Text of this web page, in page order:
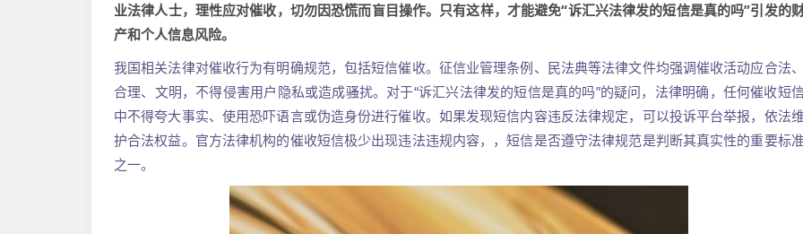
业法律人士，理性应对催收，切勿因恐慌而盲目操作。只有这样，才能避免“诉汇兴法律发的短信是真的吗”引发的
产和个人信息风险。
我国相关法律对催收行为有明确规范，包括短信催收。征信业管理条例、民法典等法律文件均强调催收活动应合法、
合理、文明，不得侵害用户隐私或造成骚扰。对于“诉汇兴法律发的短信是真的吗”的疑问，法律明确，任何催收短
中不得夸大事实、使用恐吓语言或伪造身份进行催收。如果发现短信内容违反法律规定，可以投诉平台举报，依法维
护合法权益。官方法律机构的催收短信极少出现违法违规内容，，短信是否遵守法律规范是判断其真实性的重要标准
之一。